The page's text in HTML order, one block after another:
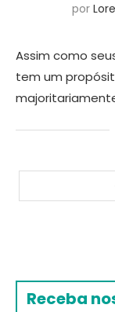
por
Assim como
tem um
Receba